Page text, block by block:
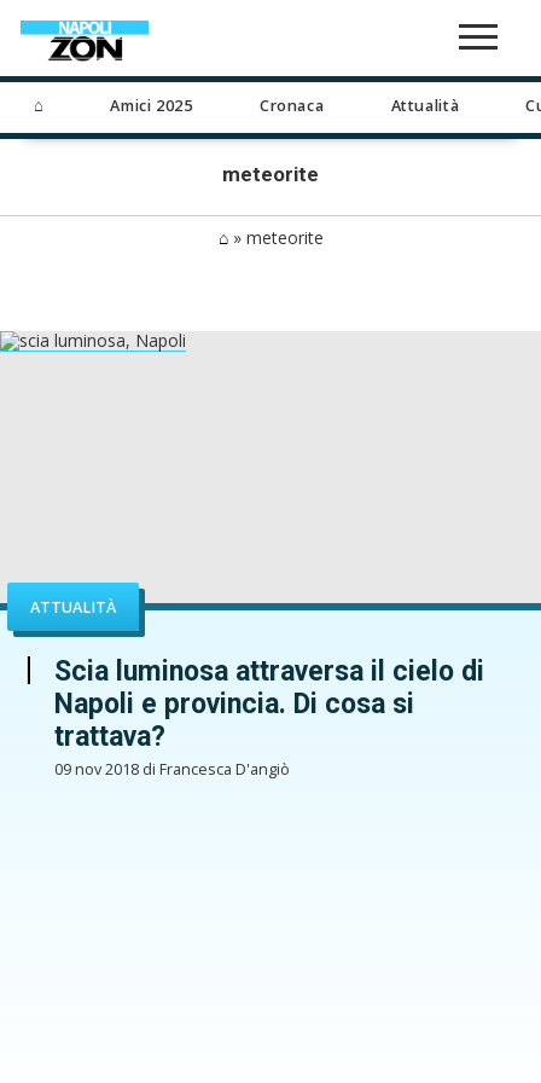
⌂ Amici 2025 Cronaca Attualità
meteorite
⌂» meteorite
ATTUALITÀ
Scia luminosa attraversa il cielo di
Napoli e provincia. Di cosa si
trattava?
09 nov 2018 di Francesca D'angiò